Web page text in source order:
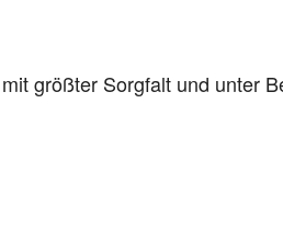
größter Sorgfalt und unter